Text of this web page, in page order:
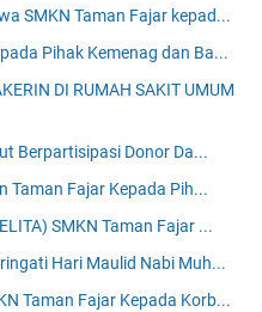
SMKN Taman Fajar kepad...
Pihak Kemenag dan Ba...
DI RUMAH SAKIT UMUM
Berpartisipasi Donor Da...
Taman Fajar Kepada Pih...
SMKN Taman Fajar ...
Hari Maulid Nabi Muh...
Taman Fajar Kepada Korb...